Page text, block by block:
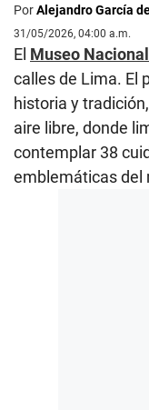
PorAlejandro García
31/05/2026, 04:00 a.m.
El Museo
calles de Lima. El
historia y
aire libre, donde
contemplar 38
emblemáticas del